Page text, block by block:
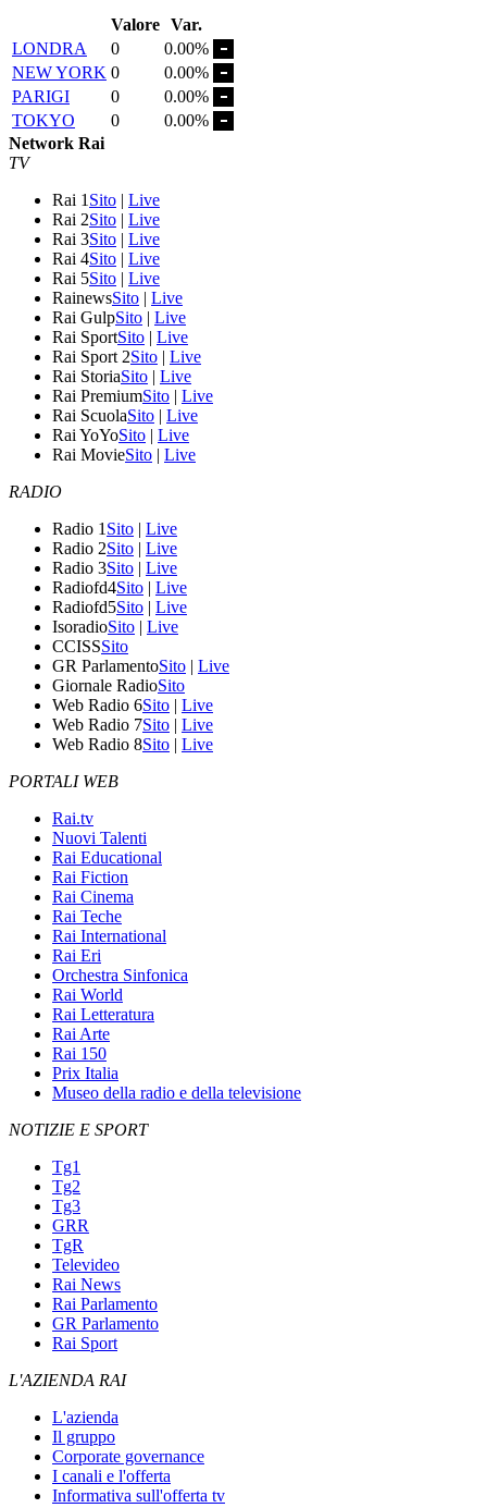
Valore Var.
LONDRA
0
0.00%
NEW YORK 0
0.00%
PARIGI
0
0.00%
TOKYO
0
0.00%
Network Rai
TV
Rai 1 Sito | Live
Rai 2Sito | Live
Rai 3Sito | Live
Rai 4Sito | Live
Rai 5Sito | Live
RainewsSito | Live
Rai GulpSito | Live
Rai SportSito | Live
Rai Sport 2Sito | Live
Rai StoriaSito | Live
Rai PremiumSito | Live
Rai ScuolaSito | Live
Rai YoYoSito | Live
Rai MovieSito | Live
RADIO
Radio 1 Sito | Live
Radio 2Sito | Live
Radio 3Sito | Live
Radiofd4Sito | Live
Radiofd5Sito | Live
IsoradioSito | Live
CCISSSito
GR ParlamentoSito | Live
Giornale RadioSito
Web Radio 6Sito | Live
Web Radio 7Sito | Live
Web Radio 8Sito | Live
PORTALI WEB
Rai.tv
Nuovi Talenti
Rai Educational
Rai Fiction
Rai Cinema
Rai Teche
Rai International
Rai Eri
Orchestra Sinfonica
Rai World
Rai Letteratura
Rai Arte
Rai 150
Prix Italia
Museo della radio e della televisione
NOTIZIE E SPORT
Tg1
Tg2
Tg3
GRR
TgR
Televideo
Rai News
Rai Parlamento
GR Parlamento
Rai Sport
L'AZIENDA RAI
L'azienda
Il gruppo
Corporate governance
I canali e l'offerta
Informativa sull'offerta tv